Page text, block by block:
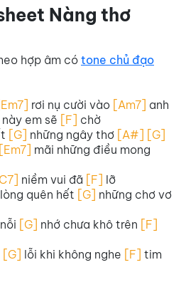
Nàng thơ
hợp âm có tone chủ đạo
rơi nụ cười vào [Am7] anh
này em sẽ [F] chờ
[G] những ngây thơ [A#] [G]
[Em7] mãi những điều mong
niềm vui đã [F] lỡ
quên hết [G] những chơ vơ
[G] nhớ chưa khô trên [F]
[G] lỗi khi không nghe [F] tim